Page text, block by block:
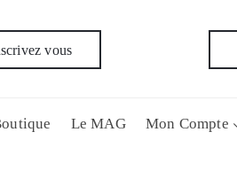
vous
Le MAG Mon Compte